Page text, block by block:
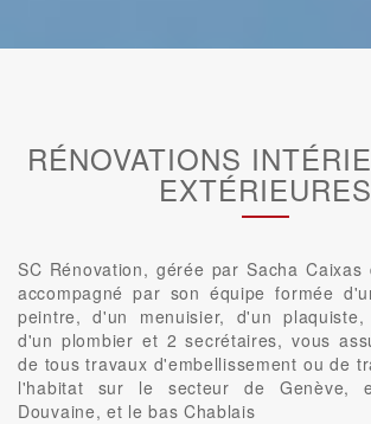
RÉNOVATIONS
EXTÉRIEURES
SC Rénovation, gérée par Sacha
accompagné par son équipe formée
peintre, d'un menuisier, d'un
d'un plombier et 2 secrétaires, vous
de tous travaux d'embellissement ou de
l'habitat sur le secteur de Genève,
Douvaine, et le bas Chablais